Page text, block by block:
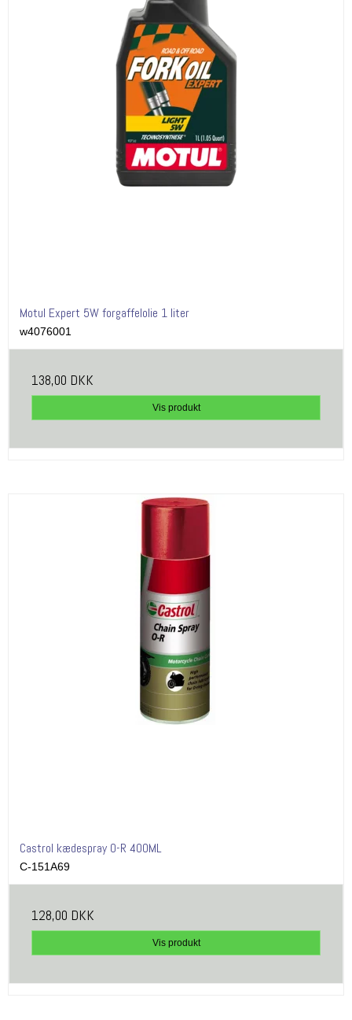
Motul Expert 5W forgaffelolie 1 liter
w4076001
138,00 DKK
Vis produkt
Castrol kædespray O-R 400ML
C-151A69
128,00 DKK
Vis produkt